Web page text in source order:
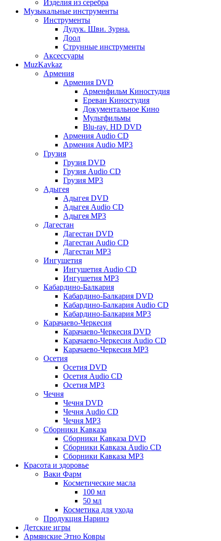
Изделия из серебра
Музыкальные инструменты
Инструменты
Дудук. Шви. Зурна.
Доол
Струнные инструменты
Аксессуары
MuzKavkaz
Армения
Армения DVD
Арменфильм Киностудия
Ереван Киностудия
Документальное Кино
Мультфильмы
Blu-ray. HD DVD
Армения Audio CD
Армения Audio MP3
Грузия
Грузия DVD
Грузия Audio CD
Грузия MP3
Адыгея
Адыгея DVD
Адыгея Audio CD
Адыгея MP3
Дагестан
Дагестан DVD
Дагестан Audio CD
Дагестан MP3
Ингушетия
Ингушетия Audio CD
Ингушетия MP3
Кабардино-Балкария
Кабардино-Балкария DVD
Кабардино-Балкария Audio CD
Кабардино-Балкария MP3
Карачаево-Черкесия
Карачаево-Черкесия DVD
Карачаево-Черкесия Audio CD
Карачаево-Черкесия MP3
Осетия
Осетия DVD
Осетия Audio CD
Осетия MP3
Чечня
Чечня DVD
Чечня Audio CD
Чечня MP3
Сборники Кавказа
Сборники Кавказа DVD
Сборники Кавказа Audio CD
Сборники Кавказа MP3
Красота и здоровье
Ваки Фарм
Косметические масла
100 мл
50 мл
Косметика для ухода
Продукция Наринэ
Детские игры
Армянские Этно Ковры